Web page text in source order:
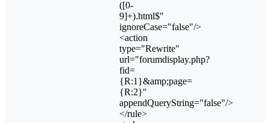
([0-
9]+).html$"
ignoreCase="false"/>
<action
type="Rewrite"
url="forumdisplay.php?
fid=
{R:1}&amp;page=
{R:2}"
appendQueryString="false"/>
</rule>